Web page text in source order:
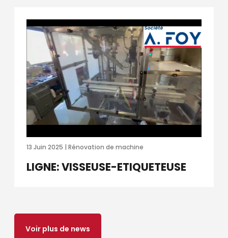
13 Juin 2025 | Rénovation de machine
LIGNE: VISSEUSE-ETIQUETEUSE
Voir plus de news